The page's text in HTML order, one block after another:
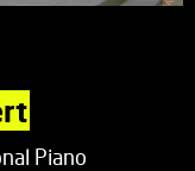
Piano